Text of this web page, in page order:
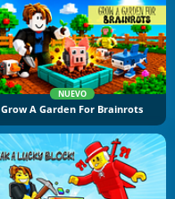
NUEVO
Grow A Garden For Brainrots